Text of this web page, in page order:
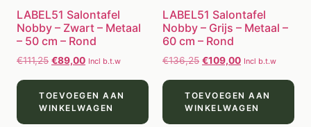
LABEL51 Salontafel
Nobby – Zwart – Metaal
– 50 cm – Rond
€111,25 €89,00 Incl b.t.w
TOEVOEGEN AAN
WINKELWAGEN
LABEL51 Salontafel
Nobby – Grijs – Metaal –
60 cm – Rond
€136,25 €109,00 Incl b.t.w
TOEVOEGEN AAN
WINKELWAGEN